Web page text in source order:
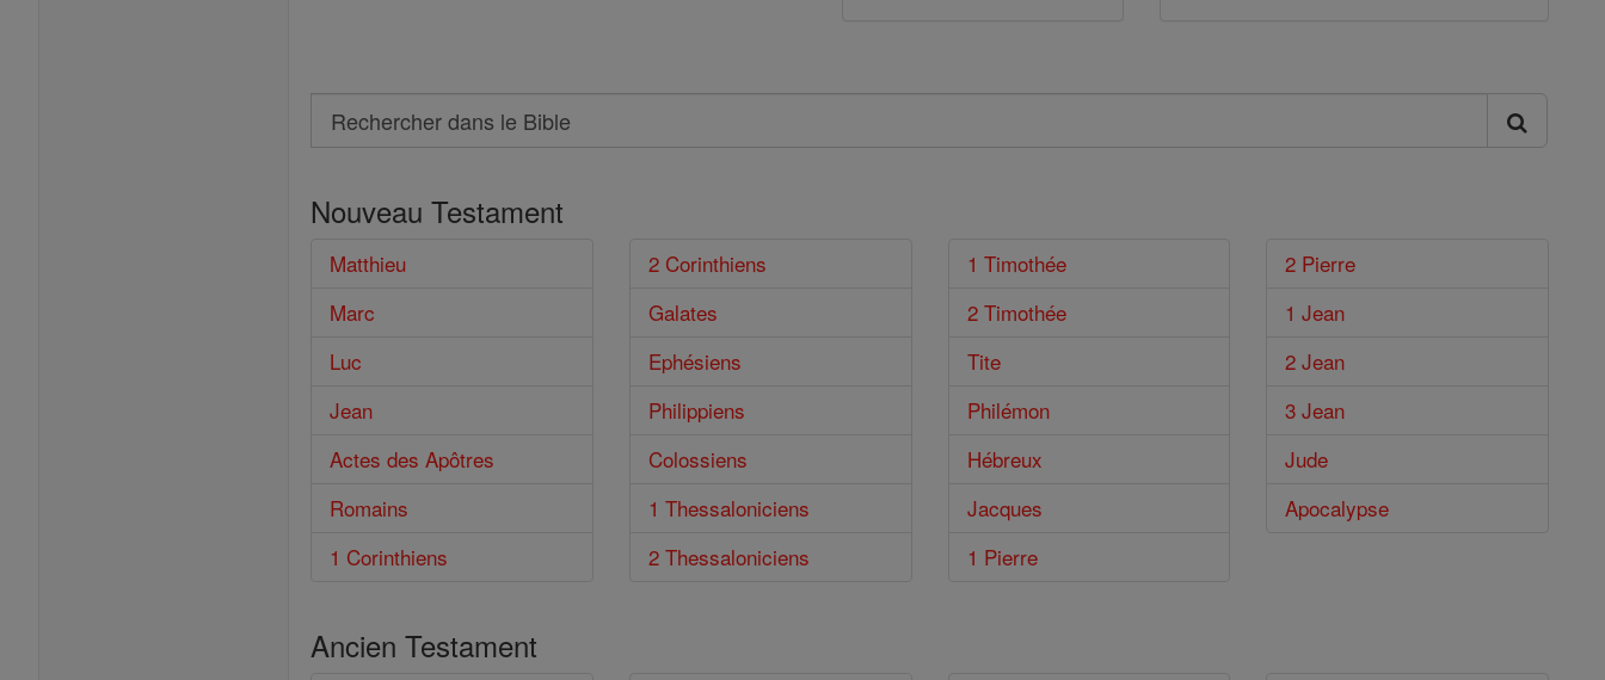
Search
Rechercher
le
Bible
Nouveau Testament
Matthieu
Marc
Luc
Jean
Actes des Apôtres
Romains
1 Corinthiens
2 Corinthiens
Galates
Ephésiens
Philippiens
Colossiens
1 Thessaloniciens
2 Thessaloniciens
1 Timothée
2 Timothée
Tite
Philémon
Hébreux
Jacques
1 Pierre
2 Pierre
1 Jean
2 Jean
3 Jean
Jude
Apocalypse
Ancien Testament